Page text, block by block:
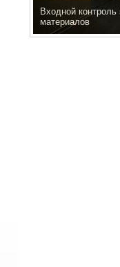
Входной
материалов